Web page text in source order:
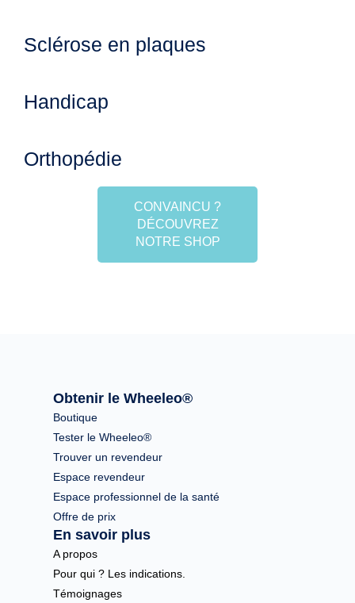
Sclérose en plaques
Handicap
Orthopédie
CONVAINCU ?
DÉCOUVREZ
NOTRE SHOP
Obtenir le Wheeleo®
Boutique
Tester le Wheeleo®
Trouver un revendeur
Espace revendeur
Espace professionnel de la santé
Offre de prix
En savoir plus
A propos
Pour qui ? Les indications.
Témoignages